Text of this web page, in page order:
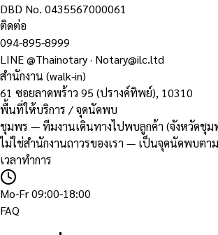
DBD No. 0435567000061
ติดต่อ
094-895-8999
LINE@Thainotary· Notary@ilc.ltd
สำนักงาน (walk-in)
61 ซอยลาดพร้าว 95 (ปรางค์ทิพย์), 10310
พื้นที่ให้บริการ / จุดนัดพบ
ชุมพร — ทีมงานเดินทางไปพบลูกค้า (จังหวัดชุม
ไม่ใช่สำนักงานถาวรของเรา — เป็นจุดนัดพบต
เวลาทำการ
Mo-Fr 09:00-18:00
FAQ